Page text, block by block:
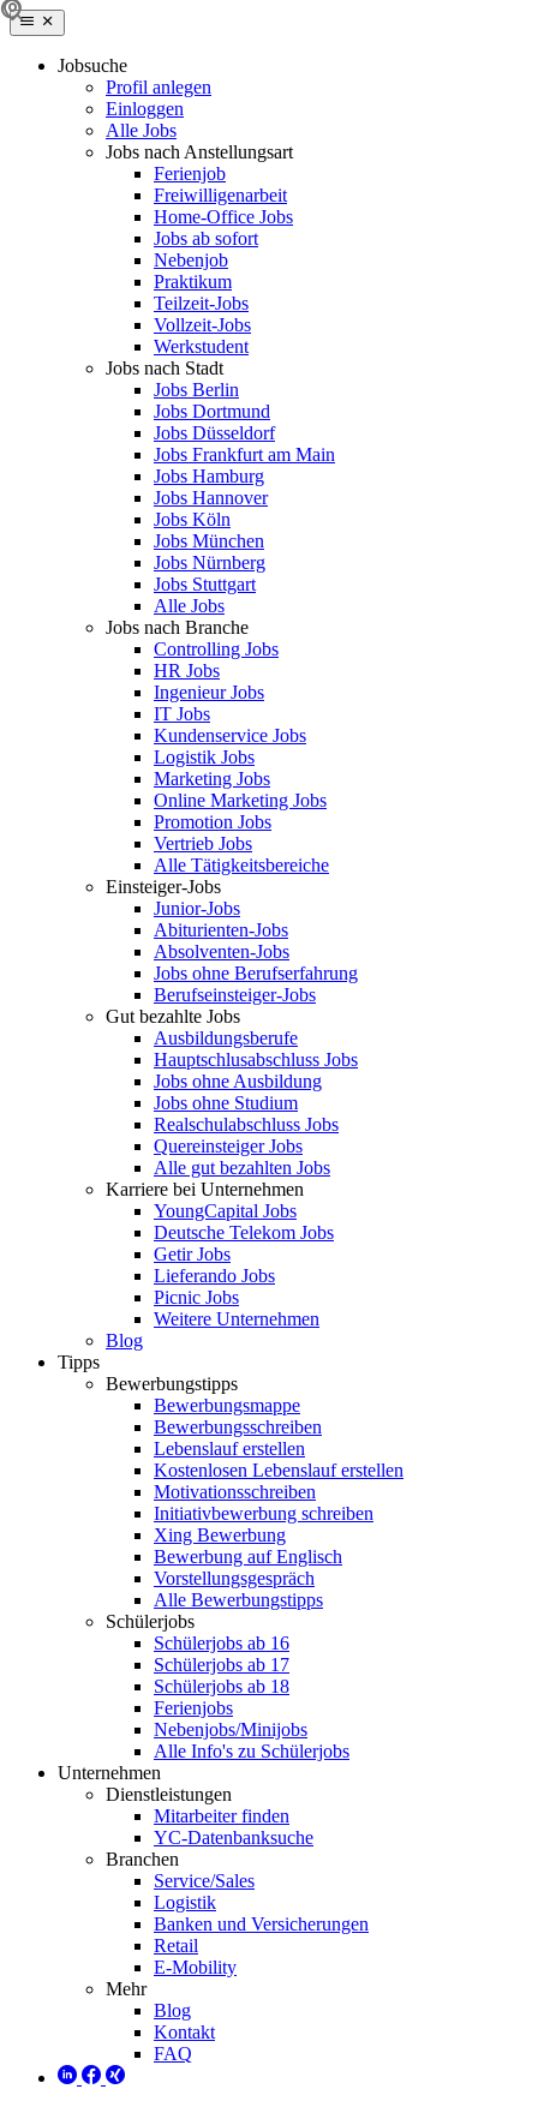
Jobsuche
Profil anlegen
Einloggen
Alle Jobs
Jobs nach Anstellungsart
Ferienjob
Freiwilligenarbeit
Home-Office Jobs
Jobs ab sofort
Nebenjob
Praktikum
Teilzeit-Jobs
Vollzeit-Jobs
Werkstudent
Jobs nach Stadt
Jobs Berlin
Jobs Dortmund
Jobs Düsseldorf
Jobs Frankfurt am Main
Jobs Hamburg
Jobs Hannover
Jobs Köln
Jobs München
Jobs Nürnberg
Jobs Stuttgart
Alle Jobs
Jobs nach Branche
Controlling Jobs
HR Jobs
Ingenieur Jobs
IT Jobs
Kundenservice Jobs
Logistik Jobs
Marketing Jobs
Online Marketing Jobs
Promotion Jobs
Vertrieb Jobs
Alle Tätigkeitsbereiche
Einsteiger-Jobs
Junior-Jobs
Abiturienten-Jobs
Absolventen-Jobs
Jobs ohne Berufserfahrung
Berufseinsteiger-Jobs
Gut bezahlte Jobs
Ausbildungsberufe
Hauptschlusabschluss Jobs
Jobs ohne Ausbildung
Jobs ohne Studium
Realschulabschluss Jobs
Quereinsteiger Jobs
Alle gut bezahlten Jobs
Karriere bei Unternehmen
YoungCapital Jobs
Deutsche Telekom Jobs
Getir Jobs
Lieferando Jobs
Picnic Jobs
Weitere Unternehmen
Blog
Tipps
Bewerbungstipps
Bewerbungsmappe
Bewerbungsschreiben
Lebenslauf erstellen
Kostenlosen Lebenslauf erstellen
Motivationsschreiben
Initiativbewerbung schreiben
Xing Bewerbung
Bewerbung auf Englisch
Vorstellungsgespräch
Alle Bewerbungstipps
Schülerjobs
Schülerjobs ab 16
Schülerjobs ab 17
Schülerjobs ab 18
Ferienjobs
Nebenjobs/Minijobs
Alle Info's zu Schülerjobs
Unternehmen
Dienstleistungen
Mitarbeiter finden
YC-Datenbanksuche
Branchen
Service/Sales
Logistik
Banken und Versicherungen
Retail
E-Mobility
Mehr
Blog
Kontakt
FAQ